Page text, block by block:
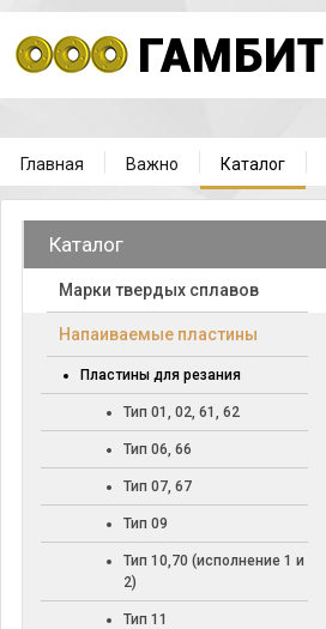
Главная Важно Каталог
Каталог
Марки твердых сплавов
Напаиваемые пластины
Пластины для резания
Тип 01, 02, 61, 62
Тип 06, 66
Тип 07, 67
Тип 09
Тип 10,70 (исполнение 1 и
2)
Тип 11